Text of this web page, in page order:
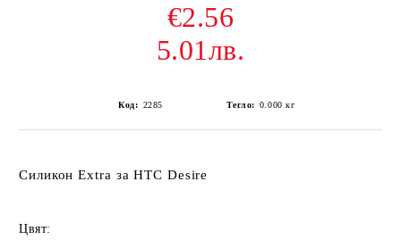
€2.56
5.01лв.
Код: 2285 Тегло: 0.000 кг
Силикон Extra за HTC Desire
Цвят: